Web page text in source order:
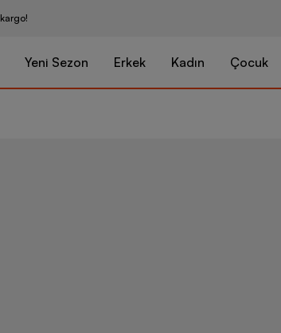
kargo!
Yeni Sezon Erkek Kadın Çocuk